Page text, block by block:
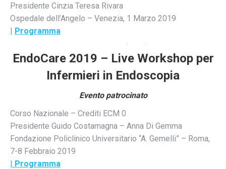
Presidente Cinzia Teresa Rivara
Ospedale dell’Angelo – Venezia, 1 Marzo 2019
| Programma
EndoCare 2019 – Live Workshop per
Infermieri in Endoscopia
Evento patrocinato
Corso Nazionale – Crediti ECM 0
Presidente Guido Costamagna – Anna Di Gemma
Fondazione Policlinico Universitario “A. Gemelli” – Roma,
7-8 Febbraio 2019
| Programma